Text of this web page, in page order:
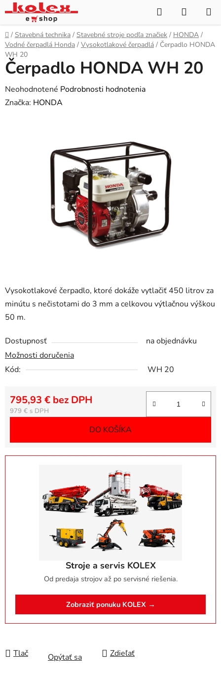
Prejsť
na
obsah
Hľadať
KOŠÍK
Domov
/ Stavebná technika / Stavebné stroje podľa značiek / HONDA /
Vodné čerpadlá Honda / Vysokotlakové čerpadlá / Čerpadlo HONDA
WH 20
Vysokotlakové čerpadlo, ktoré dokáže vytlačiť 450 litrov za
minútu s nečistotami do 3 mm a celkovou výtlačnou výškou
50 m.
Dostupnosť
na objednávku
Možnosti doručenia
Kód:
WH 20
979 €
795,93 € bez DPH
DO KOŠÍKA
Stroje a servis KOLEX
Od predaja strojov až po servisné riešenia.
Zobraziť ponuku KOLEX →
Tlač Opýtať sa Zdieľať
Čerpadlo HONDA WH 20
Priemerné
hodnotenie
Neohodnotené Podrobnosti hodnotenia
Značka: HONDA